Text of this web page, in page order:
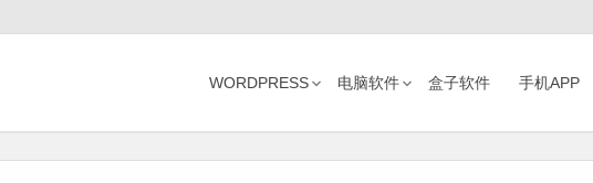
WORDPRESS 电脑软件 盒子软件 手机APP